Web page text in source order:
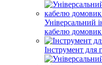
Універсальний
кабелю домовик
Інструмент для